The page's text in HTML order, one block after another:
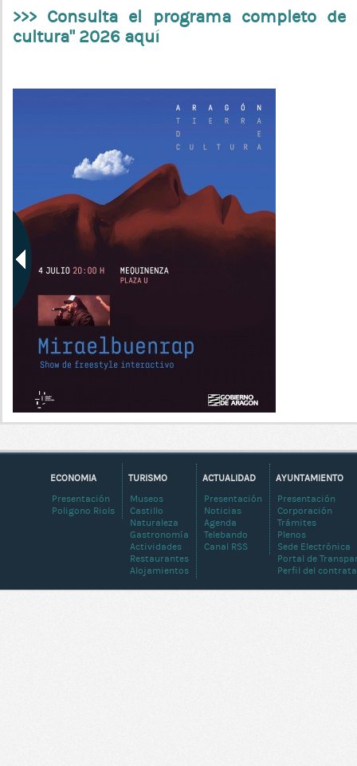
>>> Consulta el programa completo de
cultura" 2026 aquí
AYUNTAMIENTO
Presentación
Corporación
Trámites
Plenos
Sede Electrónica
Portal de
Perfil del
ACTUALIDAD
Presentación
Noticias
Agenda
Telebando
Canal RSS
TURISMO
Museos
Castillo
Naturaleza
Gastronomía
Actividades
Restaurantes
Alojamientos
ECONOMIA
Presentación
Poligono Riols